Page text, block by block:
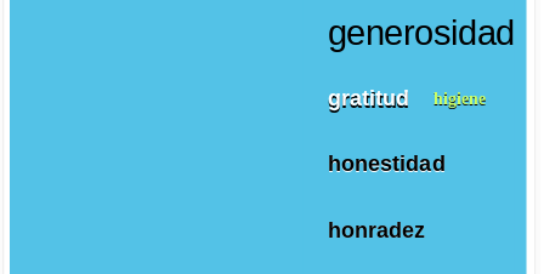
generosidad
gratitud higiene
honestidad
honradez